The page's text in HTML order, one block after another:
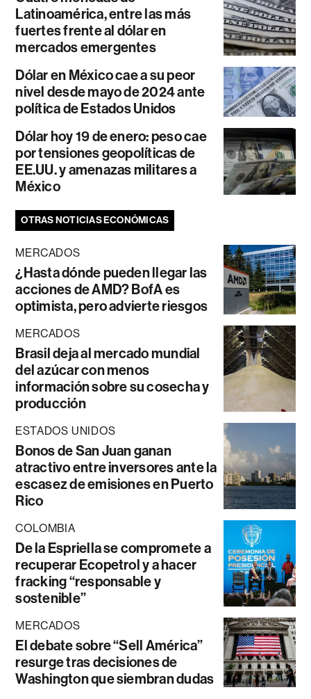
Latinoamérica, entre las más
fuertes frente al dólar en
mercados emergentes
Dólar en México cae a su peor
nivel desde mayo de 2024 ante
política de Estados Unidos
Dólar hoy 19 de enero: peso cae
por tensiones geopolíticas de
EE.UU. y amenazas militares a
México
OTRAS NOTICIAS ECONÓMICAS
MERCADOS
¿Hasta dónde pueden llegar las
acciones de AMD? BofA es
optimista, pero advierte riesgos
MERCADOS
Brasil deja al mercado mundial
del azúcar con menos
información sobre su cosecha y
producción
ESTADOS UNIDOS
Bonos de San Juan ganan
atractivo entre inversores ante la
escasez de emisiones en Puerto
Rico
COLOMBIA
De la Espriella se compromete a
recuperar Ecopetrol y a hacer
fracking “responsable y
sostenible”
MERCADOS
El debate sobre “Sell América”
resurge tras decisiones de
Washington que siembran dudas